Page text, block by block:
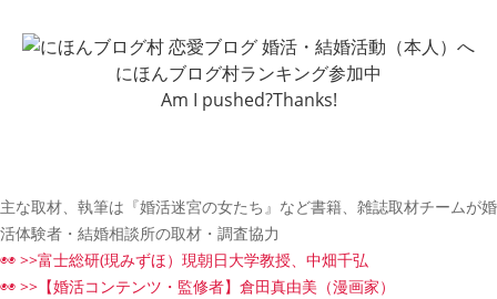
にほんブログ村ランキング参加中
Am I pushed?Thanks!
主な取材、執筆は『婚活迷宮の女たち』など書籍、雑誌取材チームが婚
活体験者・結婚相談所の取材・調査協力
◉◉ >>富士総研(現みずほ）現朝日大学教授、中畑千弘
◉◉ >>【婚活コンテンツ・監修者】倉田真由美（漫画家）